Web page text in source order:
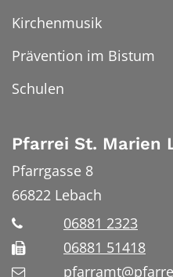
Kirchenmusik
Prävention im Bistum
Schulen
Pfarrei St. Marien
Pfarrgasse 8
66822 Lebach
06881 2323
06881 51418